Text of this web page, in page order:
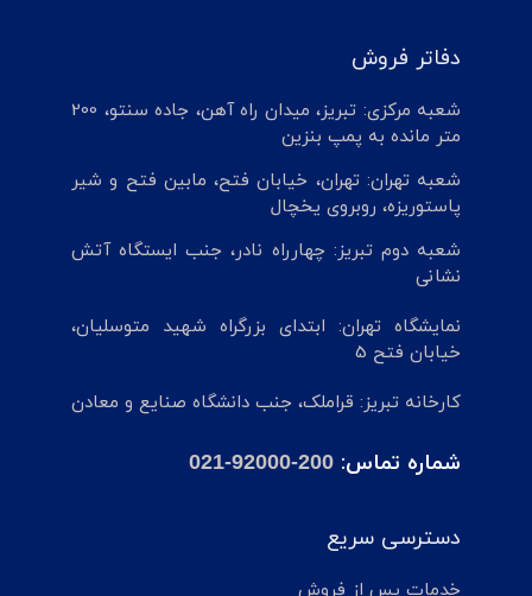
دفاتر فروش
شعبه مرکزی: تبریز، میدان راه آهن، جاده سنتو، 200
متر مانده به پمپ بنزین
شعبه تهران: تهران، خیابان فتح، مابین فتح و شیر
پاستوریزه، روبروی یخچال
شعبه دوم تبریز: چهارراه نادر، جنب ایستگاه آتش
نشانی
نمایشگاه تهران: ابتدای بزرگراه شهید متوسلیان،
خیابان فتح 5
کارخانه تبریز: قراملک، جنب دانشگاه صنایع و معادن
شماره تماس: 021-92000-200
دسترسی سریع
خدمات پس از فروش